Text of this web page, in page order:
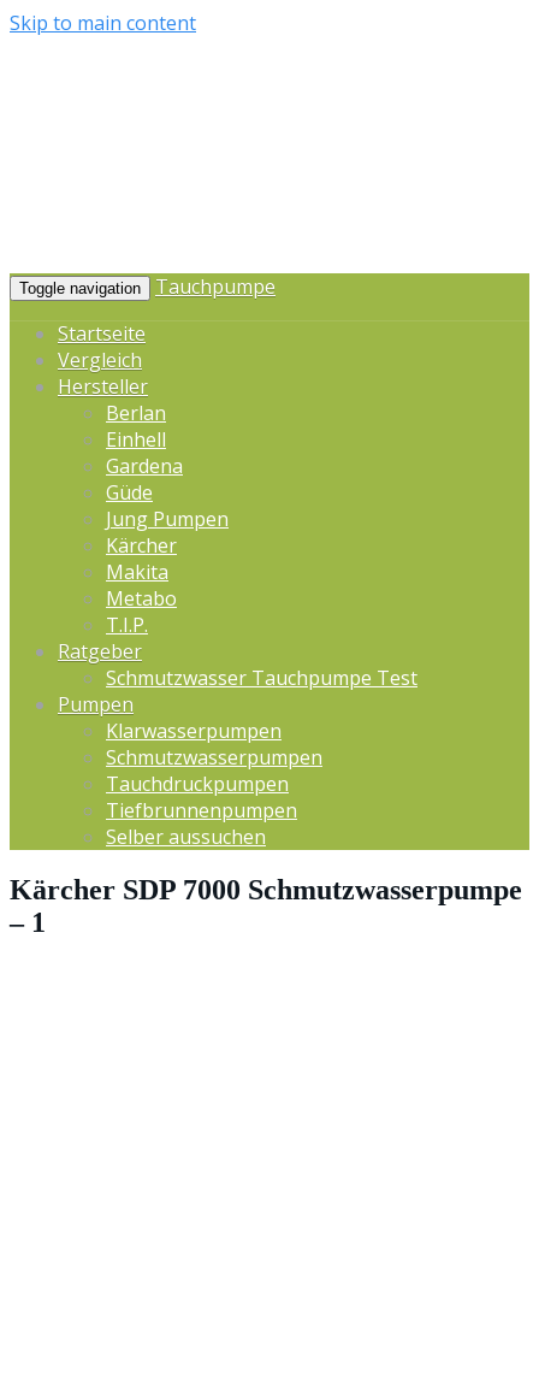
Skip to main content
Toggle navigation
Tauchpumpe
Startseite
Vergleich
Hersteller
Berlan
Einhell
Gardena
Güde
Jung Pumpen
Kärcher
Makita
Metabo
T.I.P.
Ratgeber
Schmutzwasser Tauchpumpe Test
Pumpen
Klarwasserpumpen
Schmutzwasserpumpen
Tauchdruckpumpen
Tiefbrunnenpumpen
Selber aussuchen
Kärcher SDP 7000 Schmutzwasserpumpe
– 1